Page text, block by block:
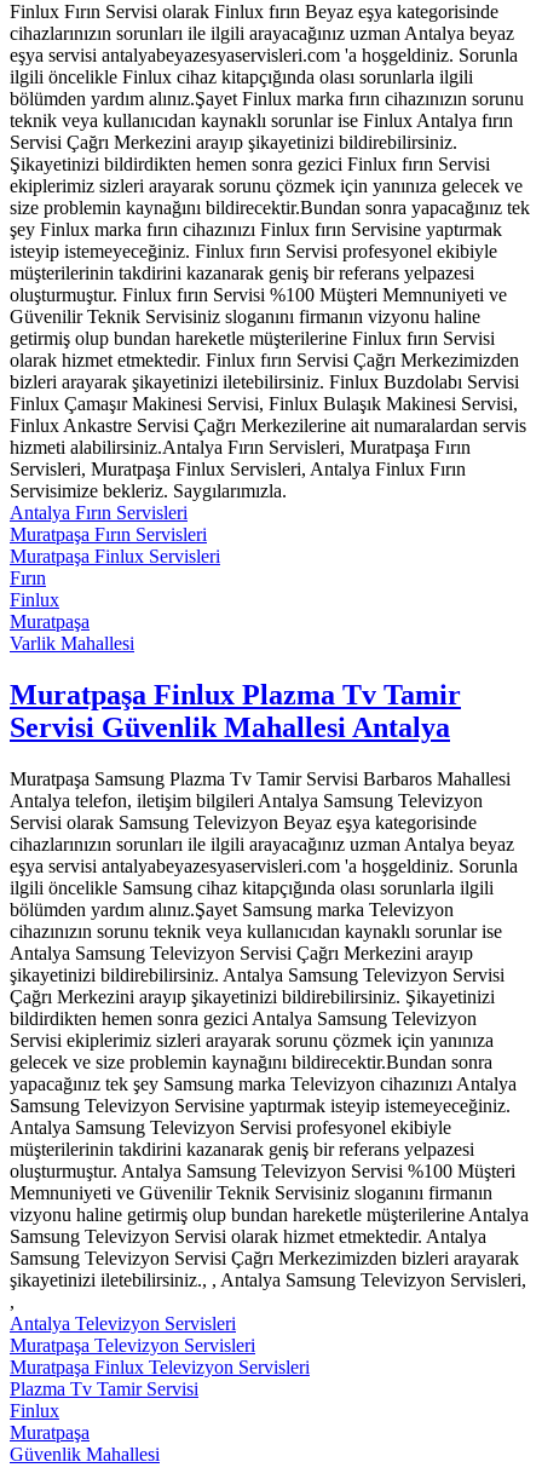
Finlux Fırın Servisi olarak Finlux fırın Beyaz eşya kategorisinde
cihazlarınızın sorunları ile ilgili arayacağınız uzman Antalya beyaz
eşya servisi antalyabeyazesyaservisleri.com 'a hoşgeldiniz. Sorunla
ilgili öncelikle Finlux cihaz kitapçığında olası sorunlarla ilgili
bölümden yardım alınız.Şayet Finlux marka fırın cihazınızın sorunu
teknik veya kullanıcıdan kaynaklı sorunlar ise Finlux Antalya fırın
Servisi Çağrı Merkezini arayıp şikayetinizi bildirebilirsiniz.
Şikayetinizi bildirdikten hemen sonra gezici Finlux fırın Servisi
ekiplerimiz sizleri arayarak sorunu çözmek için yanınıza gelecek ve
size problemin kaynağını bildirecektir.Bundan sonra yapacağınız tek
şey Finlux marka fırın cihazınızı Finlux fırın Servisine yaptırmak
isteyip istemeyeceğiniz. Finlux fırın Servisi profesyonel ekibiyle
müşterilerinin takdirini kazanarak geniş bir referans yelpazesi
oluşturmuştur. Finlux fırın Servisi %100 Müşteri Memnuniyeti ve
Güvenilir Teknik Servisiniz sloganını firmanın vizyonu haline
getirmiş olup bundan hareketle müşterilerine Finlux fırın Servisi
olarak hizmet etmektedir. Finlux fırın Servisi Çağrı Merkezimizden
bizleri arayarak şikayetinizi iletebilirsiniz. Finlux Buzdolabı Servisi
Finlux Çamaşır Makinesi Servisi, Finlux Bulaşık Makinesi Servisi,
Finlux Ankastre Servisi Çağrı Merkezilerine ait numaralardan servis
hizmeti alabilirsiniz.Antalya Fırın Servisleri, Muratpaşa Fırın
Servisleri, Muratpaşa Finlux Servisleri, Antalya Finlux Fırın
Servisimize bekleriz. Saygılarımızla.
Antalya Fırın Servisleri
Muratpaşa Fırın Servisleri
Muratpaşa Finlux Servisleri
Fırın
Finlux
Muratpaşa
Varlik Mahallesi
Muratpaşa Finlux Plazma Tv Tamir
Servisi Güvenlik Mahallesi Antalya
Muratpaşa Samsung Plazma Tv Tamir Servisi Barbaros Mahallesi
Antalya telefon, iletişim bilgileri Antalya Samsung Televizyon
Servisi olarak Samsung Televizyon Beyaz eşya kategorisinde
cihazlarınızın sorunları ile ilgili arayacağınız uzman Antalya beyaz
eşya servisi antalyabeyazesyaservisleri.com 'a hoşgeldiniz. Sorunla
ilgili öncelikle Samsung cihaz kitapçığında olası sorunlarla ilgili
bölümden yardım alınız.Şayet Samsung marka Televizyon
cihazınızın sorunu teknik veya kullanıcıdan kaynaklı sorunlar ise
Antalya Samsung Televizyon Servisi Çağrı Merkezini arayıp
şikayetinizi bildirebilirsiniz. Antalya Samsung Televizyon Servisi
Çağrı Merkezini arayıp şikayetinizi bildirebilirsiniz. Şikayetinizi
bildirdikten hemen sonra gezici Antalya Samsung Televizyon
Servisi ekiplerimiz sizleri arayarak sorunu çözmek için yanınıza
gelecek ve size problemin kaynağını bildirecektir.Bundan sonra
yapacağınız tek şey Samsung marka Televizyon cihazınızı Antalya
Samsung Televizyon Servisine yaptırmak isteyip istemeyeceğiniz.
Antalya Samsung Televizyon Servisi profesyonel ekibiyle
müşterilerinin takdirini kazanarak geniş bir referans yelpazesi
oluşturmuştur. Antalya Samsung Televizyon Servisi %100 Müşteri
Memnuniyeti ve Güvenilir Teknik Servisiniz sloganını firmanın
vizyonu haline getirmiş olup bundan hareketle müşterilerine Antalya
Samsung Televizyon Servisi olarak hizmet etmektedir. Antalya
Samsung Televizyon Servisi Çağrı Merkezimizden bizleri arayarak
şikayetinizi iletebilirsiniz., , Antalya Samsung Televizyon Servisleri,
,
Antalya Televizyon Servisleri
Muratpaşa Televizyon Servisleri
Muratpaşa Finlux Televizyon Servisleri
Plazma Tv Tamir Servisi
Finlux
Muratpaşa
Güvenlik Mahallesi